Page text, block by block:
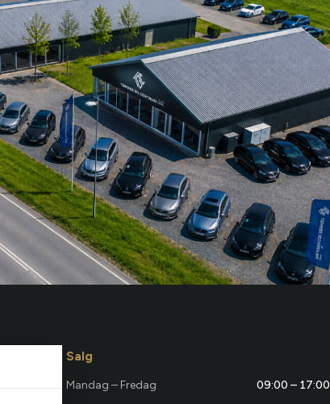
Salg
Mandag – Fredag
09:00 – 17:00